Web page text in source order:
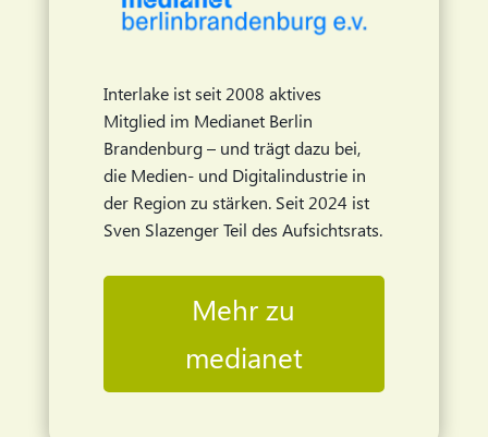
Interlake ist seit 2008 aktives
Mitglied im Medianet Berlin
Brandenburg – und trägt dazu bei,
die Medien- und Digitalindustrie in
der Region zu stärken. Seit 2024 ist
Sven Slazenger Teil des Aufsichtsrats.
Mehr zu
medianet